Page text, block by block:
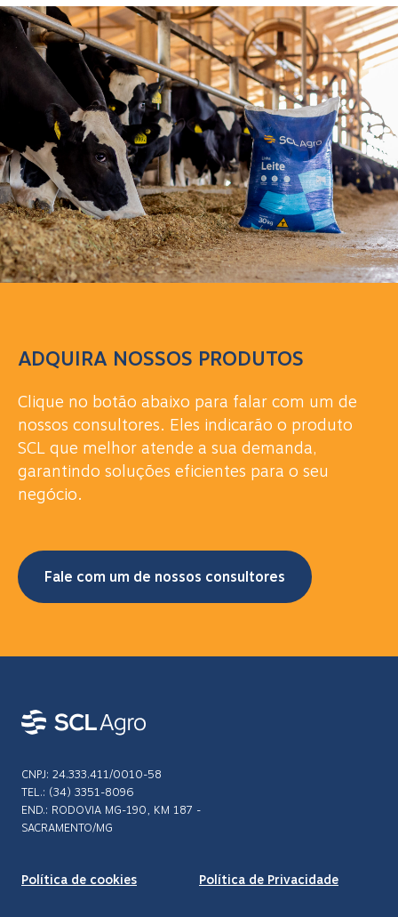
ADQUIRA NOSSOS PRODUTOS
Clique no botão abaixo para falar com um de
nossos consultores. Eles indicarão o produto
SCL que melhor atende a sua demanda,
garantindo soluções eficientes para o seu
negócio.
Fale com um de nossos consultores
CNPJ: 24.333.411/0010-58
TEL.: (34) 3351-8096
END.: RODOVIA MG-190, KM 187 -
SACRAMENTO/MG
Política de cookies Política de Privacidade